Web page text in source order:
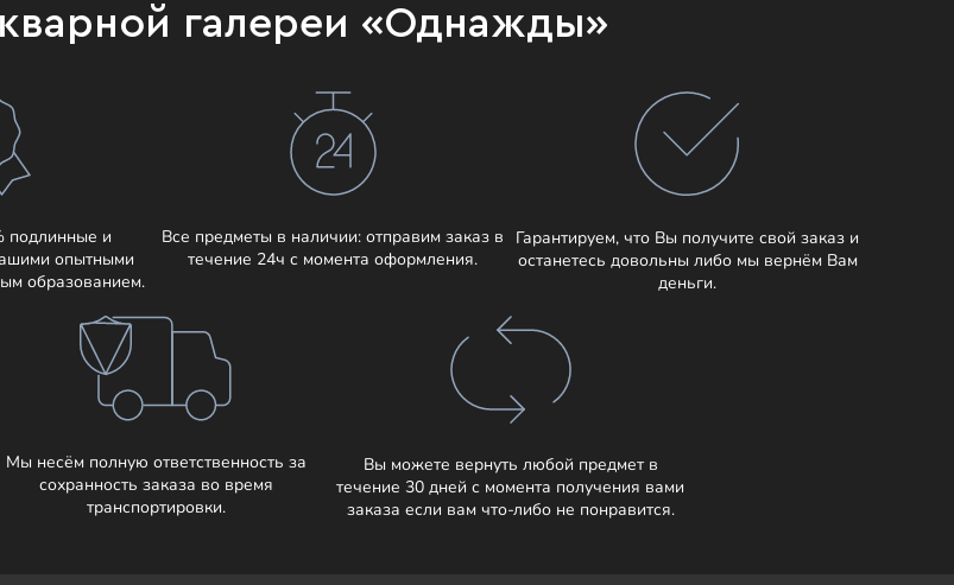
галереи «Однажды»
подлинные и
опытными
образованием.
Все предметы в наличии: отправим заказ в
течение 24ч с момента оформления.
Гарантируем, что Вы получите свой заказ и
останетесь довольны либо мы вернём Вам
деньги.
Мы несём полную ответственность за
сохранность заказа во время
транспортировки.
Вы можете вернуть любой предмет в
течение 30 дней с момента получения вами
заказа если вам что-либо не понравится.